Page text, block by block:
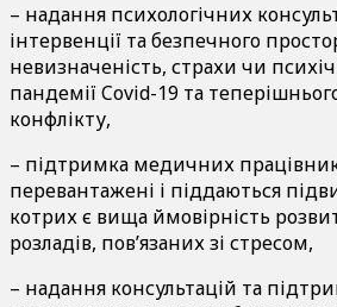
– надання психологічних
інтервенції та безпечного
невизначеність, страхи чи
пандемії Covid-19 та
конфлікту,
– підтримка медичних
перевантажені і піддаються
котрих є вища ймовірність
розладів, пов’язаних зі стресом,
– надання консультацій та